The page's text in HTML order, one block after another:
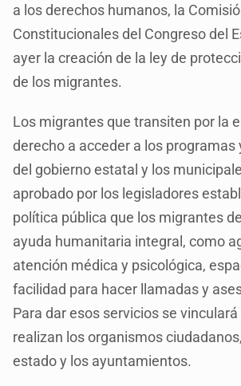
a los derechos humanos, la
Constitucionales del Congreso del
ayer la creación de la ley de
de los migrantes.
Los migrantes que transiten por la
derecho a acceder a los programas
del gobierno estatal y los
aprobado por los legisladores
política pública que los migrantes
ayuda humanitaria integral, como
atención médica y psicológica,
facilidad para hacer llamadas y
Para dar esos servicios se
realizan los organismos
estado y los ayuntamientos.